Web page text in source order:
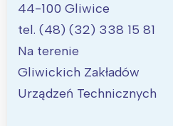
44-100 Gliwice
tel. (48) (32) 338 15 81
Na terenie
Gliwickich Zakładów
Urządzeń Technicznych